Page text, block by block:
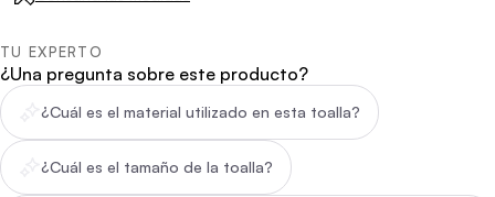
TU EXPERTO
¿Una pregunta sobre este producto?
¿Cuál es el material utilizado en esta toalla?
¿Cuál es el tamaño de la toalla?